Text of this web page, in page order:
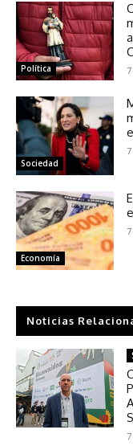
Política
Sociedad
Economía
Noticias